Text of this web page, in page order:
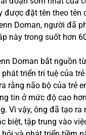
được đặt tên theo tên
Doman, người đã
này trong suốt hơn
Doman bắt nguồn
triển trí tuệ của trẻ
rằng não bộ của trẻ
tin ở mức độ cao
Vì vậy, ông đã tạo ra
biệt, tập trung vào